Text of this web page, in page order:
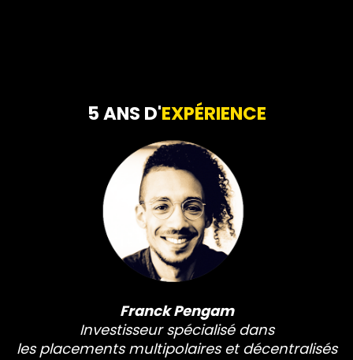
5 ANS D'EXPÉRIENCE
Franck Pengam
Investisseur spécialisé dans
les placements multipolaires et décentralisés